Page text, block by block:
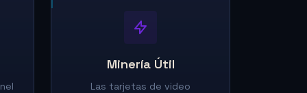
Minería Útil
Las tarjetas de video